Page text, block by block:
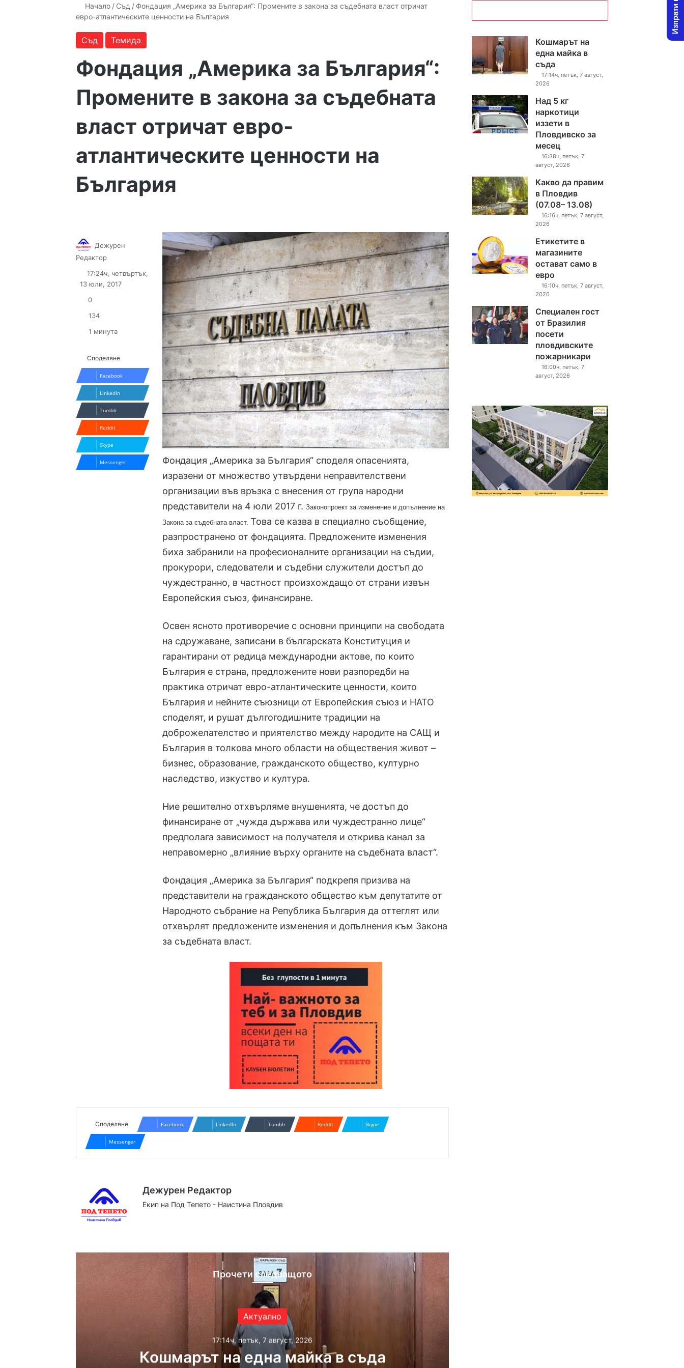
Начало / Съд / Фондация „Америка за България“: Промените в закона за съдебната власт отричат
евро-атлантическите ценности на България
Съд Темида
Фондация „Америка за България“:
Промените в закона за съдебната
власт отричат евро-
атлантическите ценности на
България
Фондация „Америка за България“ споделя опасенията,
изразени от множество утвърдени неправителствени
организации във връзка с внесения от група народни
представители на 4 юли 2017 г.Законопроект за изменение и допълнение на
Закона за съдебната власт. Това се казва в специално съобщение,
разпространено от фондацията. Предложените изменения
биха забранили на професионалните организации на съдии,
прокурори, следователи и съдебни служители достъп до
чуждестранно, в частност произхождащо от страни извън
Европейския съюз, финансиране.
Освен ясното противоречие с основни принципи на свободата
на сдружаване, записани в българската Конституция и
гарантирани от редица международни актове, по които
България е страна, предложените нови разпоредби на
практика отричат евро-атлантическите ценности, които
България и нейните съюзници от Европейския съюз и НАТО
споделят, и рушат дългогодишните традиции на
доброжелателство и приятелство между народите на САЩ и
България в толкова много области на обществения живот –
бизнес, образование, гражданското общество, културно
наследство, изкуство и култура.
Ние решително отхвърляме внушенията, че достъп до
финансиране от „чужда държава или чуждестранно лице“
предполага зависимост на получателя и открива канал за
неправомерно „влияние върху органите на съдебната власт“.
Фондация „Америка за България“ подкрепя призива на
представители на гражданското общество към депутатите от
Народното събрание на Република България да оттеглят или
отхвърлят предложените изменения и допълнения към Закона
за съдебната власт.
Дежурен
Редактор
X email
17:24ч, четвъртък,
13 юли, 2017
0
134
1 минута
Споделяне
Facebook
LinkedIn
Tumblr
Reddit
Skype
Messenger
Споделяне Facebook LinkedIn Tumblr Reddit Skype
Messenger
Дежурен Редактор
Екип на Под Тепето - Наистина Пловдив
Прочети следващото
Актуално
17:14ч, петък, 7 август, 2026
Кошмарът на една майка в съда
Кошмарът на
една майка в
съда
17:14ч, петък, 7 август,
2026
Над 5 кг
наркотици
иззети в
Пловдивско за
месец
16:38ч, петък, 7
август, 2026
Какво да правим
в Пловдив
(07.08– 13.08)
16:16ч, петък, 7 август,
2026
Етикетите в
магазините
остават само в
евро
16:10ч, петък, 7 август,
2026
Специален гост
от Бразилия
посети
пловдивските
пожарникари
16:00ч, петък, 7
август, 2026